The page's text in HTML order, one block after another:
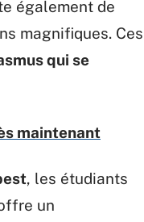
également de
magnifiques. Ces
qui se
maintenant
, les étudiants
un